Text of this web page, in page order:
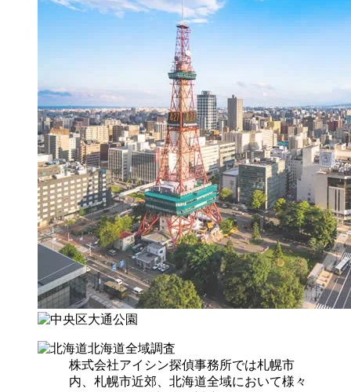
北海道全域調査
株式会社アイシン探偵事務所では札幌市
内、札幌市近郊、北海道全域において様々